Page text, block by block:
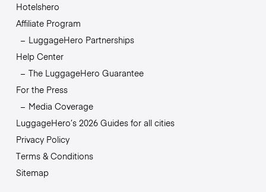
Hotelshero
Affiliate Program
LuggageHero Partnerships
Help Center
The LuggageHero Guarantee
For the Press
Media Coverage
LuggageHero’s 2026 Guides for all cities
Privacy Policy
Terms & Conditions
Sitemap